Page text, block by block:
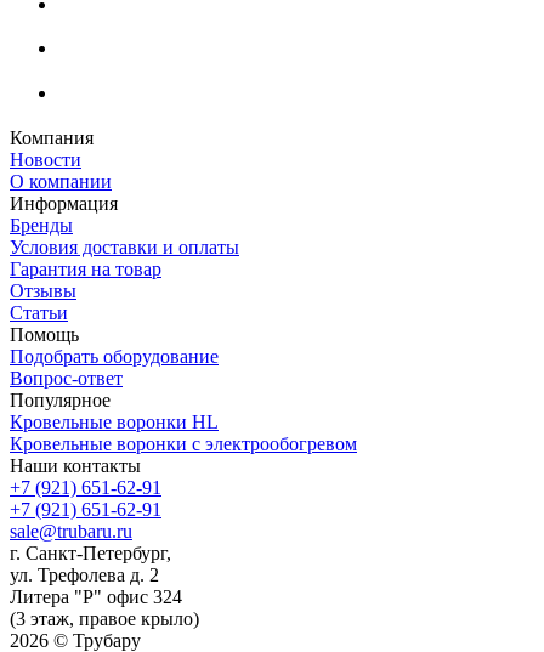
Компания
Новости
О компании
Информация
Бренды
Условия доставки и оплаты
Гарантия на товар
Отзывы
Статьи
Помощь
Подобрать оборудование
Вопрос-ответ
Популярное
Кровельные воронки HL
Кровельные воронки с электрообогревом
Наши контакты
+7 (921) 651-62-91
+7 (921) 651-62-91
sale@trubaru.ru
г. Санкт-Петербург,
ул. Трефолева д. 2
Литера "Р" офис 324
(3 этаж, правое крыло)
2026 © Трубару